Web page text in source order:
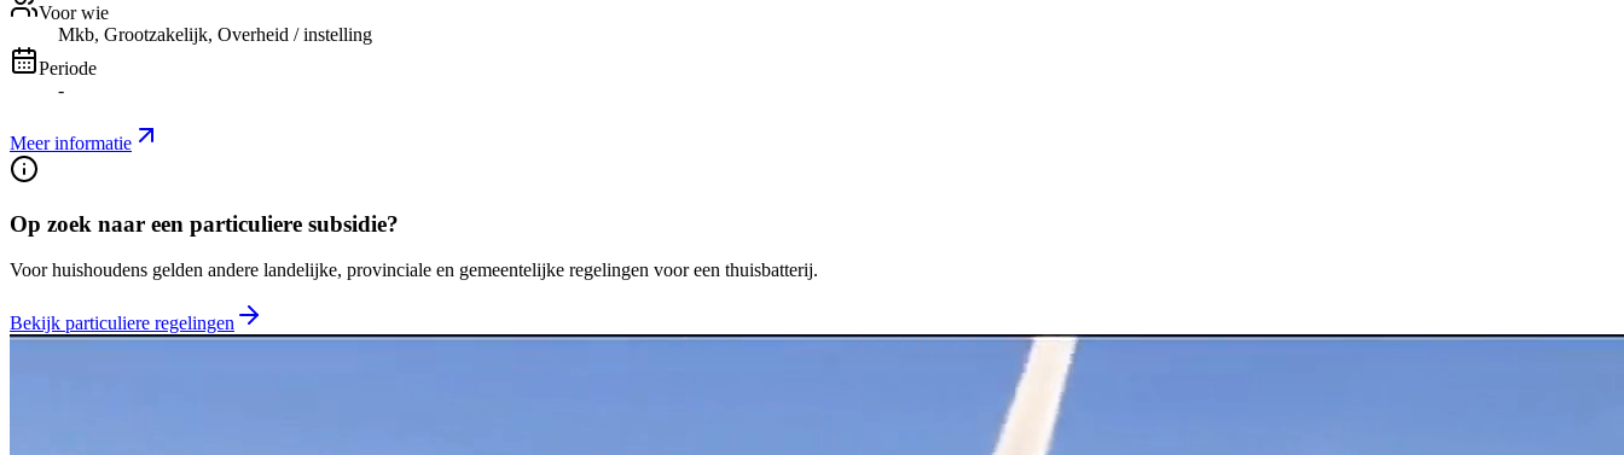
Voor wie
Mkb, Grootzakelijk, Overheid / instelling
Periode
-
Meer informatie
Op zoek naar een particuliere subsidie?
Voor huishoudens gelden andere landelijke, provinciale en gemeentelijke regelingen voor een thuisbatterij.
Bekijk particuliere regelingen